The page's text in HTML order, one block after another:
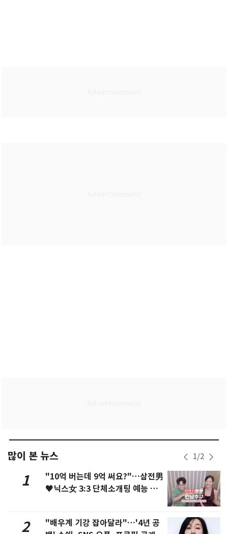
많이 본 뉴스 1/2
1
"10억 버는데 9억 써요?"…삼전男
♥닉스女 3:3 단체소개팅 예능 화
2
"배우계 기강 잡아달라"…'4년 공